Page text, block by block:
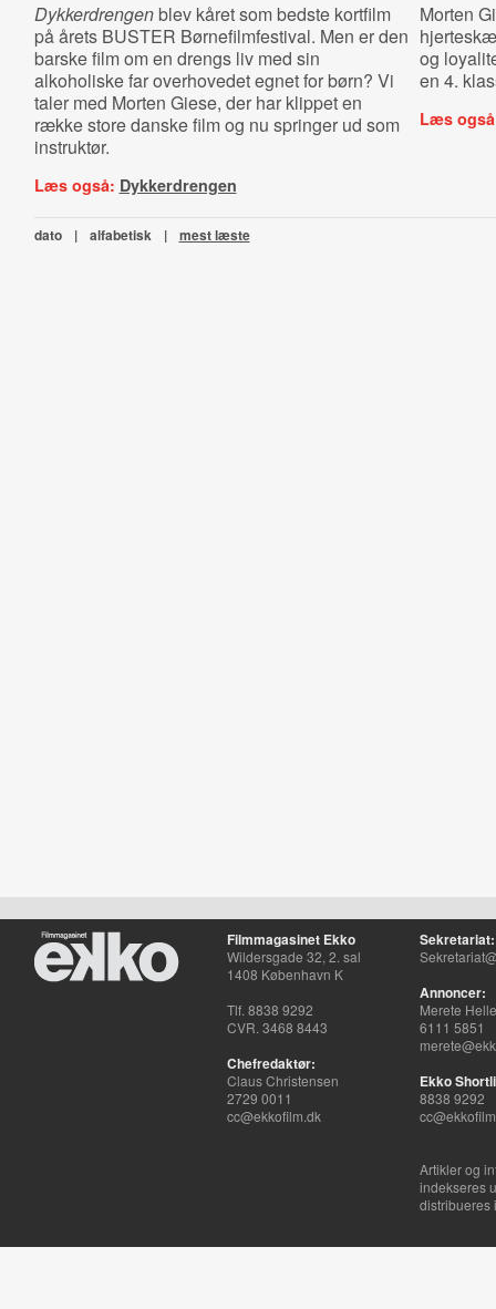
Dykkerdrengenblev kåret som bedste kortfilm
på årets BUSTER Børnefilmfestival. Men er den
barske film om en drengs liv med sin
alkoholiske far overhovedet egnet for børn? Vi
taler med Morten Giese, der har klippet en
række store danske film og nu springer ud som
instruktør.
Læs også: Dykkerdrengen
Morten
og
en 4.
Læs
dato | alfabetisk | mest læste
Filmmagasinet Ekko
Wildersgade 32, 2. sal
1408 København K
Tlf. 8838 9292
CVR. 3468 8443
Chefredaktør:
Claus Christensen
2729 0011
cc@ekkofilm.dk
Sekretariat:
Annoncer:
Merete
6111 5851
Ekko
8838 9292
Artikler og
indekseres
distribueres